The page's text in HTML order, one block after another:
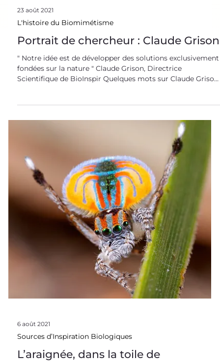
Les capacités des colonies de fourmis, très analogues à
d’inspiration pour des innovations biomimétiques . Les
fourmis, une civilisation proche de la nôtre La fourmi est
l’homme, elle vit en communauté. Les 25 000 espèces
différentes de fourmis qui peuplent n
23 août 2021
L'histoire du Biomimétisme
Portrait de chercheur : Claude Grison
" Notre idée est de développer des solutions exclusivement
fondées sur la nature " Claude Grison, Directrice
Scientifique de BioInspir Quelques mots sur Claude Grison
formée à l’université de Nancy, où elle majore son cursus
devient co-directrice du Laboratoire de Chimie Organique
succès dans le domain